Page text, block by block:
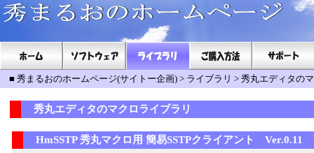
■ 秀まるおのホームページ(サイトー企画) > ライブラリ > 秀丸エディタの
秀丸エディタのマクロライブラリ
HmSSTP 秀丸マクロ用 簡易SSTPクライアント Ver.0.11